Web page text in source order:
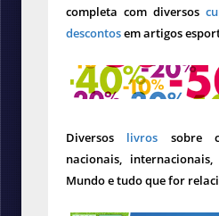
completa com diversos
descontosem artigos
Diversos livros sobre
nacionais,
Mundo e tudo que for